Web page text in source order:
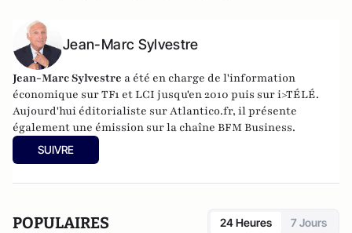
Jean-Marc Sylvestre
Jean-Marc Sylvestre a été en charge de l'information
économique sur TF1 et LCI jusqu'en 2010 puis sur i>TÉLÉ.
Aujourd'hui éditorialiste sur Atlantico.fr, il présente
également une émission sur la chaîne BFM Business.
SUIVRE
POPULAIRES 24 Heures 7 Jours